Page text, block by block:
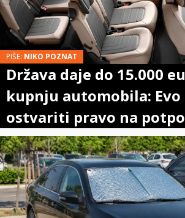
PIŠE: NIKO POZNAT
Država daje do 15.000
kupnju automobila:
ostvariti pravo na